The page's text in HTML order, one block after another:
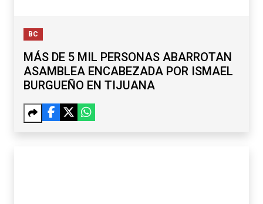
BC
MÁS DE 5 MIL PERSONAS ABARROTAN
ASAMBLEA ENCABEZADA POR ISMAEL
BURGUEÑO EN TIJUANA